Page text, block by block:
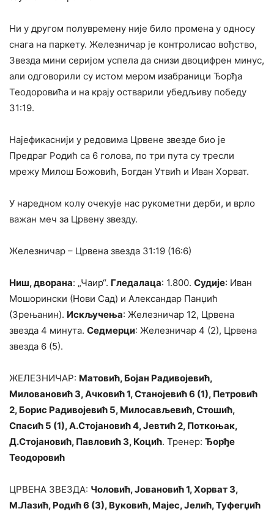
Ни у другом полувремену није било промена у односу
снага на паркету. Железничар је контролисао вођство,
Звезда мини серијом успела да снизи двоцифрен минус,
али одговорили су истом мером изабраници Ђорђа
Теодоровића и на крају остварили убедљиву победу
31:19.
Најефикаснији у редовима Црвене звезде био је
Предраг Родић са 6 голова, по три пута су тресли
мрежу Милош Божовић, Богдан Утвић и Иван Хорват.
У наредном колу очекује нас рукометни дерби, и врло
важан меч за Црвену звезду.
Железничар – Црвена звезда 31:19 (16:6)
Ниш, дворана: „Чаир“. Гледалаца: 1.800. Судије: Иван
Мошорински (Нови Сад) и Александар Панџић
(Зрењанин). Искључења: Железничар 12, Црвена
звезда 4 минута. Седмерци: Железничар 4 (2), Црвена
звезда 6 (5).
ЖЕЛЕЗНИЧАР: Матовић, Бојан Радивојевић,
Миловановић 3, Ачковић 1, Станојевић 6 (1), Петровић
2, Борис Радивојевић 5, Милосављевић, Стошић,
Спасић 5 (1), А.Стојановић 4, Јевтић 2, Поткоњак,
Д.Стојановић, Павловић 3, Коцић. Тренер: Ђорђе
Теодоровић
ЦРВЕНА ЗВЕЗДА: Чоловић, Јовановић 1, Хорват 3,
М.Лазић, Родић 6 (3), Вуковић, Мајес, Јелић, Туфегџић